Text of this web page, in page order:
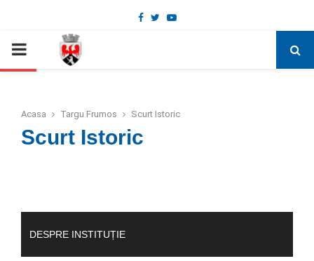
Deschide bara de unelte
Facebook
TwitterYoutube
PRIMARY
Acasa Targu Frumos Scurt Istoric
Scurt Istoric
DESPRE INSTITUȚIE